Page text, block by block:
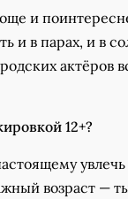
и
и в парах, и в
актёров
12+?
увлечь
возраст —